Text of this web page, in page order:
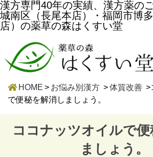
漢方専門40年の実績、漢方薬の
城南区（長尾本店）・福岡市博
店）の薬草の森はくすい堂
HOME > お悩み別漢方 >体質改善 >
で便秘を解消しましょう。
ココナッツオイルで便
ましょう。